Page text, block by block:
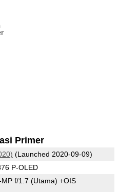
Primer
(Launched 2020-09-09)
P-OLED
f/1.7 (Utama) +OIS